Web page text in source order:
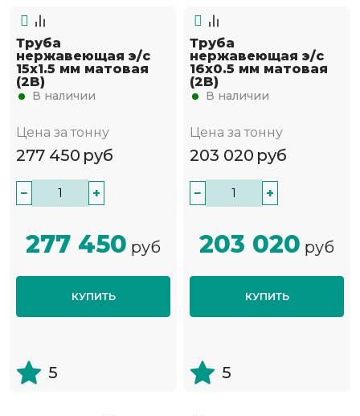
Труба
нержавеющая э/с
15х1.5 мм матовая
(2B)
В наличии
Цена за тонну
277 450 руб
− +
277 450 руб
КУПИТЬ
5
Труба
нержавеющая э/с
16х0.5 мм матовая
(2B)
В наличии
Цена за тонну
203 020 руб
− +
203 020 руб
КУПИТЬ
5